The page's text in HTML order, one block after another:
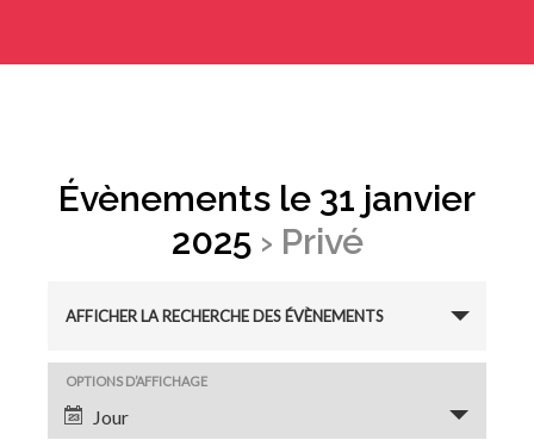
Évènements le 31 janvier
2025› Privé
R
e
c
AFFICHER LA RECHERCHE DES ÉVÈNEMENTS
N
OPTIONS D’AFFICHAGE
Jour